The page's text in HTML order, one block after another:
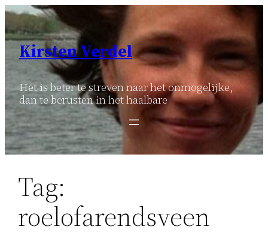
Ga
naar
inhoud
Kirsten Verdel
Het is beter te streven naar het onmogelijke,
dan te berusten in het haalbare
Tag:
roelofarendsveen